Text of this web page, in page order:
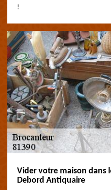
!
Vider votre maison dans
Debord Antiquaire